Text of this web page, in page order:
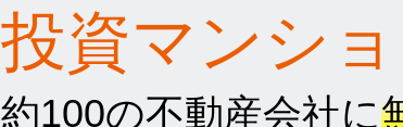
投資マンシ
約100の不動産会社に